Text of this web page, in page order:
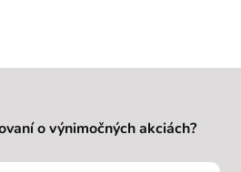
o výnimočných akciách?